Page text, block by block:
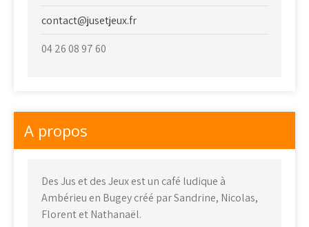
contact@jusetjeux.fr
04 26 08 97 60
A propos
Des Jus et des Jeux est un café ludique à
Ambérieu en Bugey créé par Sandrine, Nicolas,
Florent et Nathanaël.